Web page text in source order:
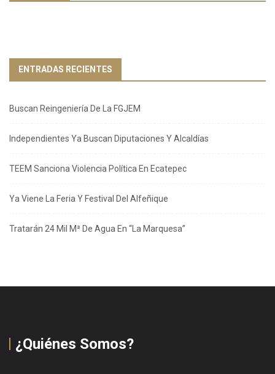
ENTRADAS RECIENTES
Buscan Reingeniería De La FGJEM
Independientes Ya Buscan Diputaciones Y Alcaldías
TEEM Sanciona Violencia Política En Ecatepec
Ya Viene La Feria Y Festival Del Alfeñique
Tratarán 24 Mil M³ De Agua En “La Marquesa”
¿Quiénes Somos?